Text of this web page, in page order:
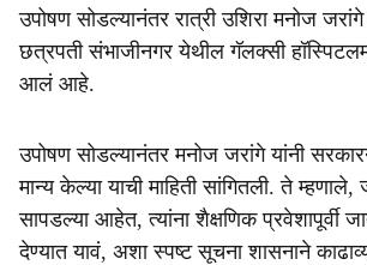
उपोषण सोडल्यानंतर रात्री उशिरा मनोज जरांगे
छत्रपती संभाजीनगर येथील गॅलक्सी
आलं आहे.
उपोषण सोडल्यानंतर मनोज जरांगे यांनी
मान्य केल्या याची माहिती सांगितली. ते म्हणाले,
सापडल्या आहेत, त्यांना शैक्षणिक प्रवेशापूर्वी
देण्यात यावं, अशा स्पष्ट सूचना शासनाने